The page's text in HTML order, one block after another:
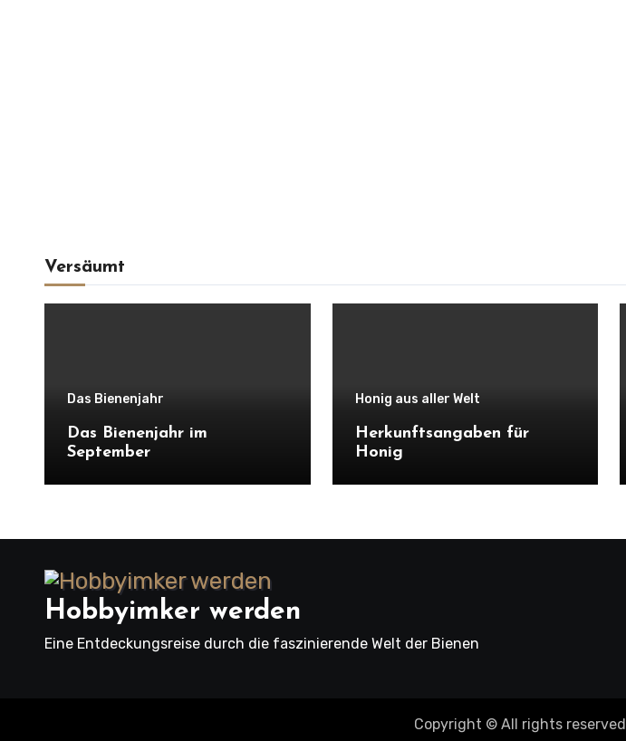
Versäumt
Das Bienenjahr
Das Bienenjahr im
September
Honig aus aller Welt
Herkunftsangaben für
Honig
Hobbyimker werden
Eine Entdeckungsreise durch die faszinierende Welt der Bienen
Copyright © All rights reserved